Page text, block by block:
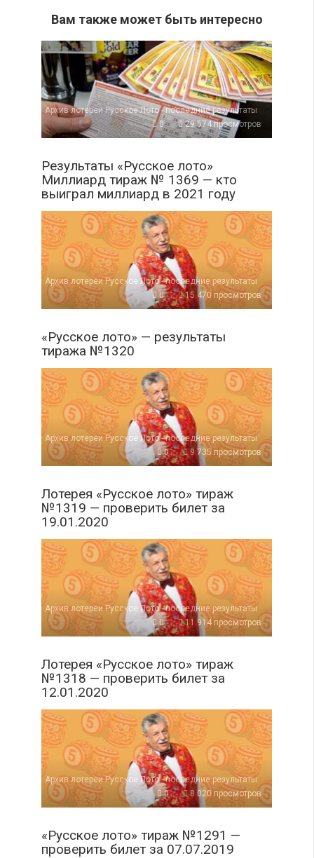
Вам также может быть интересно
Архив лотереи Русское Лото - последние результаты
0
29 574 просмотров
Результаты «Русское лото»
Миллиард тираж № 1369 — кто
выиграл миллиард в 2021 году
Архив лотереи Русское Лото - последние результаты
0
15 470 просмотров
«Русское лото» — результаты
тиража №1320
Архив лотереи Русское Лото - последние результаты
0
9 735 просмотров
Лотерея «Русское лото» тираж
№1319 — проверить билет за
19.01.2020
Архив лотереи Русское Лото - последние результаты
0
11 914 просмотров
Лотерея «Русское лото» тираж
№1318 — проверить билет за
12.01.2020
Архив лотереи Русское Лото - последние результаты
0
8 020 просмотров
«Русское лото» тираж №1291 —
проверить билет за 07.07.2019